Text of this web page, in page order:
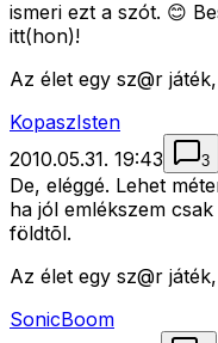
ismeri ezt a szót. 😊
itt(hon)!
Az élet egy sz@r
KopaszIsten
2010.05.31. 19:43
3
De, eléggé. Lehet
ha jól emlékszem
földtõl.
Az élet egy sz@r
SonicBoom